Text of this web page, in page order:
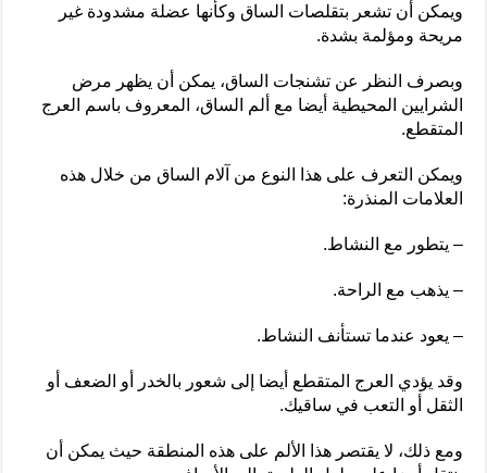
ويمكن أن تشعر بتقلصات الساق وكأنها عضلة مشدودة غير
مريحة ومؤلمة بشدة.
وبصرف النظر عن تشنجات الساق، يمكن أن يظهر مرض
الشرايين المحيطية أيضا مع ألم الساق، المعروف باسم العرج
المتقطع.
ويمكن التعرف على هذا النوع من آلام الساق من خلال هذه
العلامات المنذرة:
– يتطور مع النشاط.
– يذهب مع الراحة.
– يعود عندما تستأنف النشاط.
وقد يؤدي العرج المتقطع أيضا إلى شعور بالخدر أو الضعف أو
الثقل أو التعب في ساقيك.
ومع ذلك، لا يقتصر هذا الألم على هذه المنطقة حيث يمكن أن